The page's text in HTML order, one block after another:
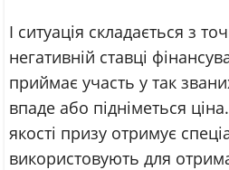
І ситуація складається з
негативній ставці
приймає участь у так
впаде або підніметься
якості призу отримує
використовують для